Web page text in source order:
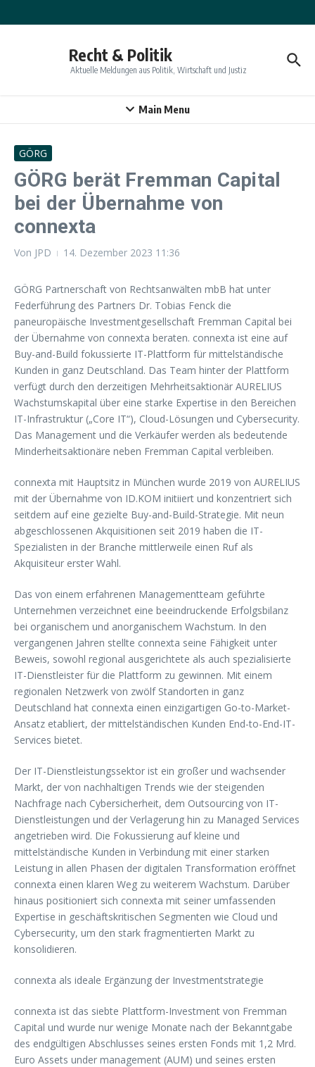
Recht & Politik
Aktuelle Meldungen aus Politik, Wirtschaft und Justiz
Main Menu
GÖRG
GÖRG berät Fremman Capital
bei der Übernahme von
connexta
Von JPD 14. Dezember 2023 11:36
GÖRG Partnerschaft von Rechtsanwälten mbB hat unter
Federführung des Partners Dr. Tobias Fenck die
paneuropäische Investmentgesellschaft Fremman Capital bei
der Übernahme von connexta beraten. connexta ist eine auf
Buy-and-Build fokussierte IT-Plattform für mittelständische
Kunden in ganz Deutschland. Das Team hinter der Plattform
verfügt durch den derzeitigen Mehrheitsaktionär AURELIUS
Wachstumskapital über eine starke Expertise in den Bereichen
IT-Infrastruktur („Core IT“), Cloud-Lösungen und Cybersecurity.
Das Management und die Verkäufer werden als bedeutende
Minderheitsaktionäre neben Fremman Capital verbleiben.
connexta mit Hauptsitz in München wurde 2019 von AURELIUS
mit der Übernahme von ID.KOM initiiert und konzentriert sich
seitdem auf eine gezielte Buy-and-Build-Strategie. Mit neun
abgeschlossenen Akquisitionen seit 2019 haben die IT-
Spezialisten in der Branche mittlerweile einen Ruf als
Akquisiteur erster Wahl.
Das von einem erfahrenen Managementteam geführte
Unternehmen verzeichnet eine beeindruckende Erfolgsbilanz
bei organischem und anorganischem Wachstum. In den
vergangenen Jahren stellte connexta seine Fähigkeit unter
Beweis, sowohl regional ausgerichtete als auch spezialisierte
IT-Dienstleister für die Plattform zu gewinnen. Mit einem
regionalen Netzwerk von zwölf Standorten in ganz
Deutschland hat connexta einen einzigartigen Go-to-Market-
Ansatz etabliert, der mittelständischen Kunden End-to-End-IT-
Services bietet.
Der IT-Dienstleistungssektor ist ein großer und wachsender
Markt, der von nachhaltigen Trends wie der steigenden
Nachfrage nach Cybersicherheit, dem Outsourcing von IT-
Dienstleistungen und der Verlagerung hin zu Managed Services
angetrieben wird. Die Fokussierung auf kleine und
mittelständische Kunden in Verbindung mit einer starken
Leistung in allen Phasen der digitalen Transformation eröffnet
connexta einen klaren Weg zu weiterem Wachstum. Darüber
hinaus positioniert sich connexta mit seiner umfassenden
Expertise in geschäftskritischen Segmenten wie Cloud und
Cybersecurity, um den stark fragmentierten Markt zu
konsolidieren.
connexta als ideale Ergänzung der Investmentstrategie
connexta ist das siebte Plattform-Investment von Fremman
Capital und wurde nur wenige Monate nach der Bekanntgabe
des endgültigen Abschlusses seines ersten Fonds mit 1,2 Mrd.
Euro Assets under management (AUM) und seines ersten